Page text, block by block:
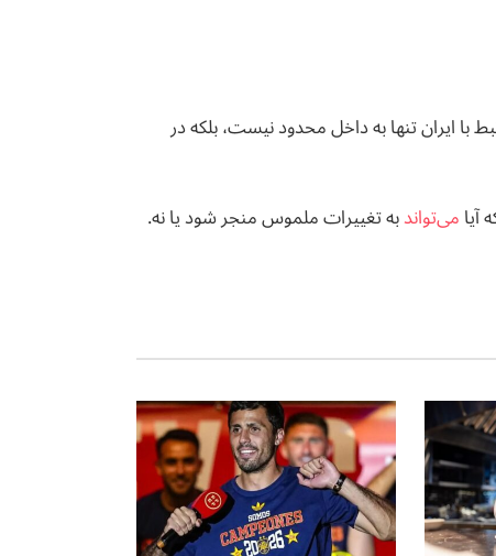
ایران تنها به داخل محدود نیست، بلکه در
می‌تواندبه تغییرات ملموس منجر شود یا نه.